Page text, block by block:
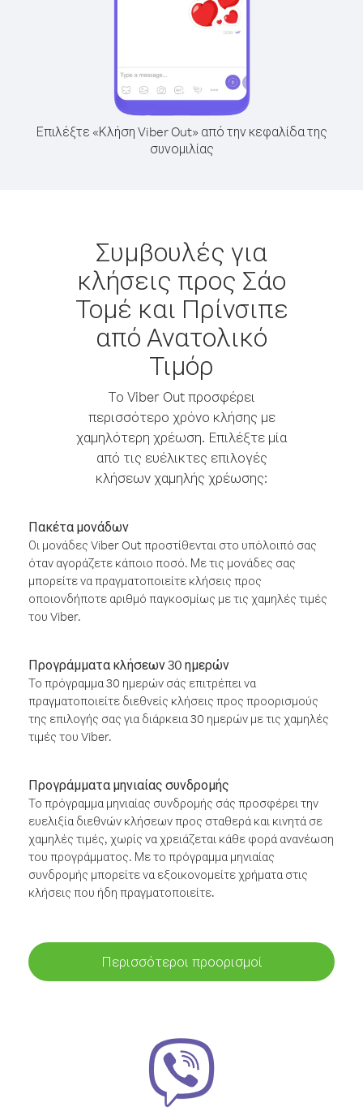
Επιλέξτε «Κλήση Viber Out» από την κεφαλίδα της
συνομιλίας
Συμβουλές για
κλήσεις προς Σάο
Τομέ και Πρίνσιπε
από Ανατολικό
Τιμόρ
Το Viber Out προσφέρει
περισσότερο χρόνο κλήσης με
χαμηλότερη χρέωση. Επιλέξτε μία
από τις ευέλικτες επιλογές
κλήσεων χαμηλής χρέωσης:
Πακέτα μονάδων
Οι μονάδες Viber Out προστίθενται στο υπόλοιπό σας
όταν αγοράζετε κάποιο ποσό. Με τις μονάδες σας
μπορείτε να πραγματοποιείτε κλήσεις προς
οποιονδήποτε αριθμό παγκοσμίως με τις χαμηλές τιμές
του Viber.
Προγράμματα κλήσεων 30 ημερών
Το πρόγραμμα 30 ημερών σάς επιτρέπει να
πραγματοποιείτε διεθνείς κλήσεις προς προορισμούς
της επιλογής σας για διάρκεια 30 ημερών με τις χαμηλές
τιμές του Viber.
Προγράμματα μηνιαίας συνδρομής
Το πρόγραμμα μηνιαίας συνδρομής σάς προσφέρει την
ευελιξία διεθνών κλήσεων προς σταθερά και κινητά σε
χαμηλές τιμές, χωρίς να χρειάζεται κάθε φορά ανανέωση
του προγράμματος. Με το πρόγραμμα μηνιαίας
συνδρομής μπορείτε να εξοικονομείτε χρήματα στις
κλήσεις που ήδη πραγματοποιείτε.
Περισσότεροι προορισμοί